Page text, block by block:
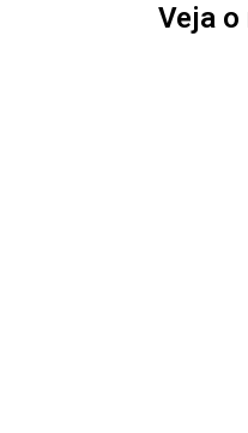
Veja